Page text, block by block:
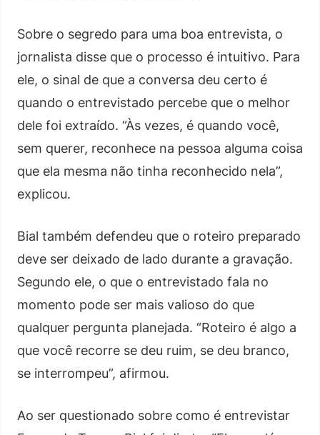
Sobre o segredo para uma boa entrevista, o
jornalista disse que o processo é intuitivo. Para
ele, o sinal de que a conversa deu certo é
quando o entrevistado percebe que o melhor
dele foi extraído. “Às vezes, é quando você,
sem querer, reconhece na pessoa alguma coisa
que ela mesma não tinha reconhecido nela”,
explicou.
Bial também defendeu que o roteiro preparado
deve ser deixado de lado durante a gravação.
Segundo ele, o que o entrevistado fala no
momento pode ser mais valioso do que
qualquer pergunta planejada. “Roteiro é algo a
que você recorre se deu ruim, se deu branco,
se interrompeu”, afirmou.
Ao ser questionado sobre como é entrevistar